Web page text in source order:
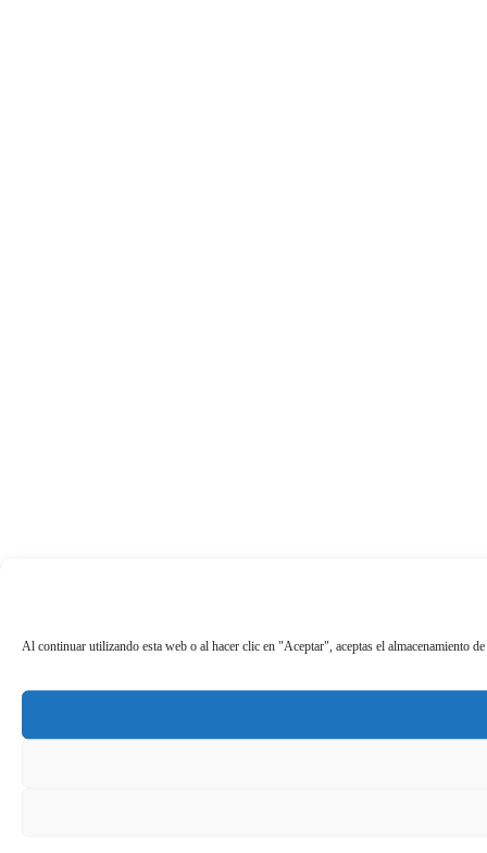
Al continuar utilizando esta web o al hacer clic en "Aceptar", aceptas el almacenamiento